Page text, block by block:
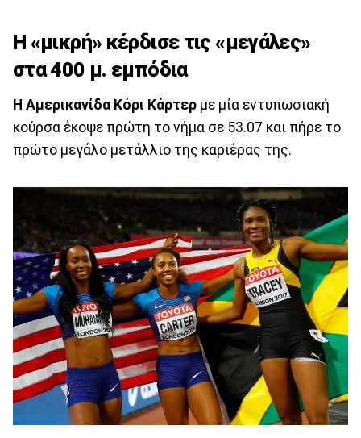
Η «μικρή» κέρδισε τις «μεγάλες»
στα 400 μ. εμπόδια
Η Αμερικανίδα Κόρι Κάρτερ με μία εντυπωσιακή
κούρσα έκοψε πρώτη το νήμα σε 53.07 και πήρε το
πρώτο μεγάλο μετάλλιο της καριέρας της.